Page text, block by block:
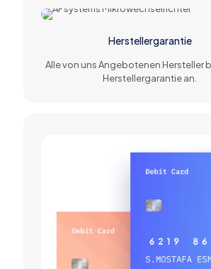
Herstellergarantie
Alle von uns Angebotenen Hersteller
Herstellergarantie an.